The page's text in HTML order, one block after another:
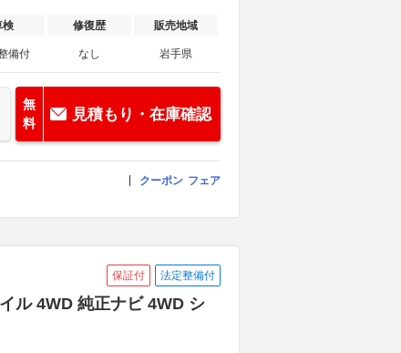
検 修復歴 販売地域
備付 なし 岩手県
無
料
見積もり・在庫確認
クーポン フェア
保証付 法定整備付
ル 4WD 純正ナビ 4WD シ